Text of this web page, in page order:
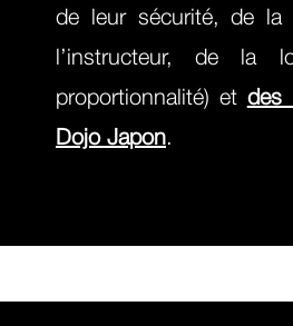
de leur sécurité, de la
l’instructeur, de la
proportionnalité) et des
Dojo Japon.